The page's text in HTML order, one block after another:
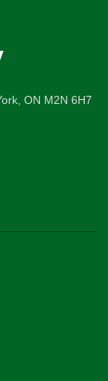
ON M2N 6H7